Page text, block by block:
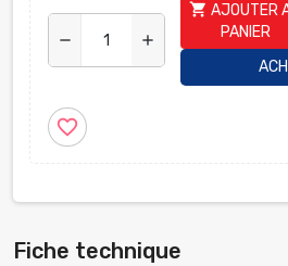
remove add
shopping_cart AJOUTER
PANIER
favorite_border
Fiche technique